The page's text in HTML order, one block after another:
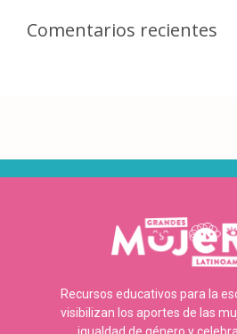
Comentarios recientes
Recursos educativos para la
visibilizan los aportes de las
igualdad de género y